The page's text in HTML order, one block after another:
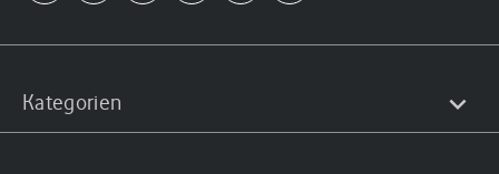
Kategorien